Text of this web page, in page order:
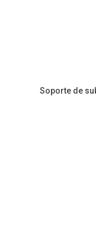
Soporte de